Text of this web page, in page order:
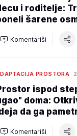
i roditelje:
šarene
Komentariši
PROSTORA
ispod
doma:
da ga
Komentariši